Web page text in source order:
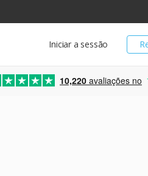
Iniciar a sessão
10,220 avaliações no